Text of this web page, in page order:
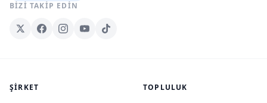
BIZI TAKIP EDIN
ŞIRKET TOPLULUK